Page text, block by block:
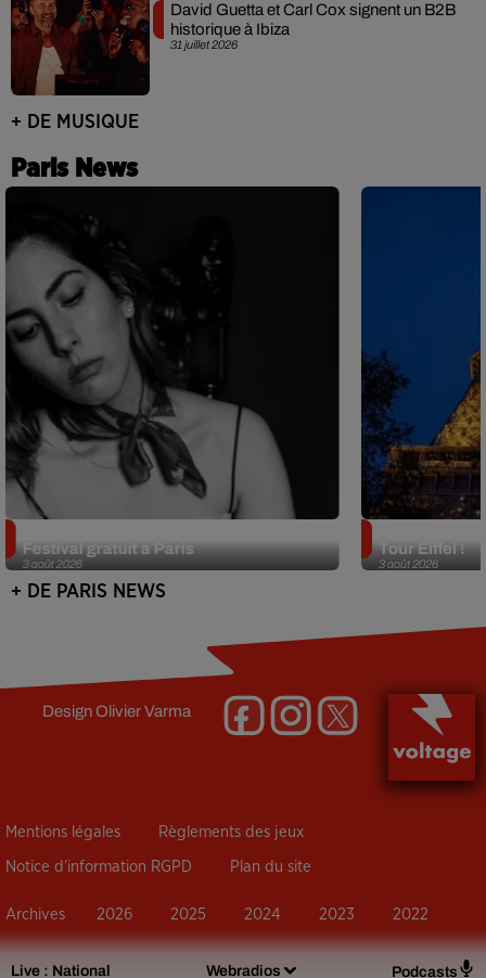
Live : National Webradios Podcasts
31 juillet 2026
David Guetta et Carl Cox signent un B2B
historique à Ibiza
+ DE MUSIQUE
Paris News
3 août 2026
Festival gratuit à Paris
3 août 2026
Tour Eiffel !
+ DE PARIS NEWS
DesignOlivier Varma
Mentions légales Règlements des jeux
Notice d’information RGPD Plan du site
Archives 2026 2025 2024 2023 2022